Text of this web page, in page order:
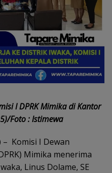
I DPRK Mimika di Kantor
Foto : Istimewa
– Komisi I Dewan
Mimika menerima
Linus Dolame, SE